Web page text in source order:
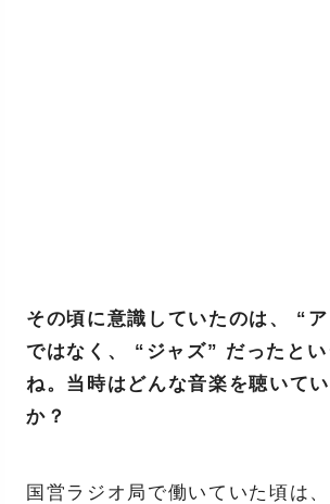
その頃に意識していたのは、 “
ではなく、 “ジャズ” だったと
ね。当時はどんな音楽を聴いて
か？
国営ラジオ局で働いていた頃は